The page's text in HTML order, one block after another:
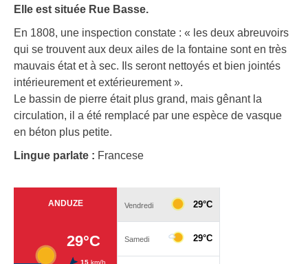
Elle est située Rue Basse.
En 1808, une inspection constate : « les deux abreuvoirs
qui se trouvent aux deux ailes de la fontaine sont en très
mauvais état et à sec. Ils seront nettoyés et bien jointés
intérieurement et extérieurement ».
Le bassin de pierre était plus grand, mais gênant la
circulation, il a été remplacé par une espèce de vasque
en béton plus petite.
Lingue parlate : Francese